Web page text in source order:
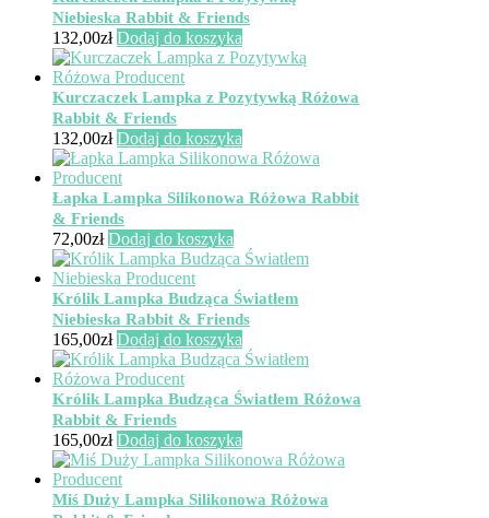
Niebieska Rabbit & Friends
132,00zł Dodaj do koszyka
Kurczaczek Lampka z Pozytywką Różowa
Rabbit & Friends
132,00zł Dodaj do koszyka
Łapka Lampka Silikonowa Różowa Rabbit
& Friends
72,00zł Dodaj do koszyka
Królik Lampka Budząca Światłem
Niebieska Rabbit & Friends
165,00zł Dodaj do koszyka
Królik Lampka Budząca Światłem Różowa
Rabbit & Friends
165,00zł Dodaj do koszyka
Miś Duży Lampka Silikonowa Różowa